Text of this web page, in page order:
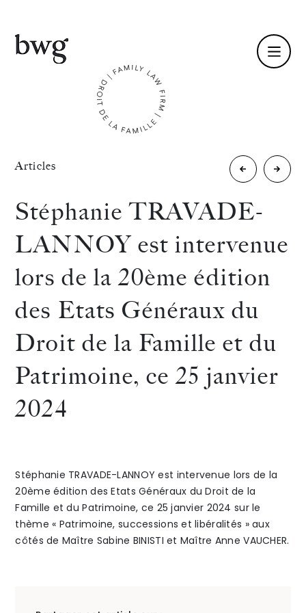
Équipe
Actualités
International
The Alliance
Honoraires
Talents / Contact
Linkedin
Isabelle
est
intervenue
lors
20ème
Généraux
du
Droit
«
est
2023
Articles
Stéphanie TRAVADE-
LANNOY est intervenue
lors de la 20ème édition
des Etats Généraux du
Droit de la Famille et du
Patrimoine, ce 25 janvier
2024
Stéphanie TRAVADE-LANNOY est intervenue lors de la
20ème édition des Etats Généraux du Droit de la
Famille et du Patrimoine, ce 25 janvier 2024 sur le
thème « Patrimoine, successions et libéralités » aux
côtés de Maître Sabine BINISTI et Maître Anne VAUCHER.